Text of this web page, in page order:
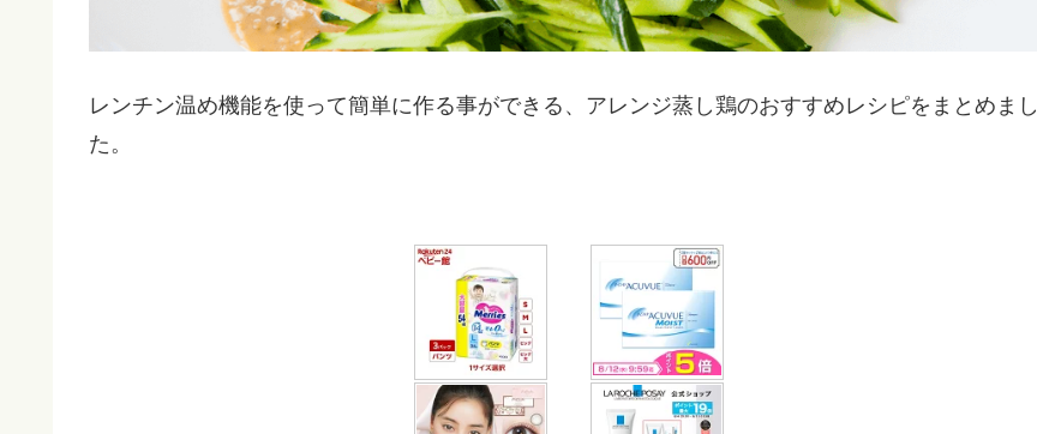
レンチン温め機能を使って簡単に作る事ができる、アレンジ蒸し鶏のおすすめレシピをまとめまし
た。